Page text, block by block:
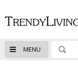
- Spara upp
Spara upp till
MENU